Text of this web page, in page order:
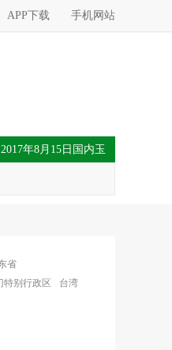
APP下载 手机网站
2017年8月15日国内玉米价格汇总
省
特别行政区 台湾